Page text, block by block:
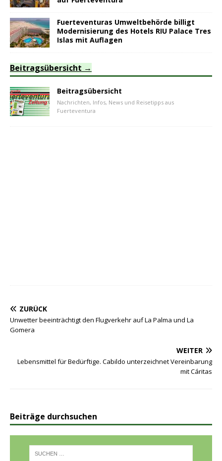
Fuerteventuras Umweltbehörde billigt
Modernisierung des Hotels RIU Palace Tres
Islas mit Auflagen
Beitragsübersicht
Beitragsübersicht
Nachrichten, Infos, News und Reisetipps aus
Fuerteventura
ZURÜCK
Unwetter beeinträchtigt den Flugverkehr auf La Palma und La
Gomera
WEITER
Lebensmittel für Bedürftige. Cabildo unterzeichnet Vereinbarung
mit Cáritas
Beiträge durchsuchen